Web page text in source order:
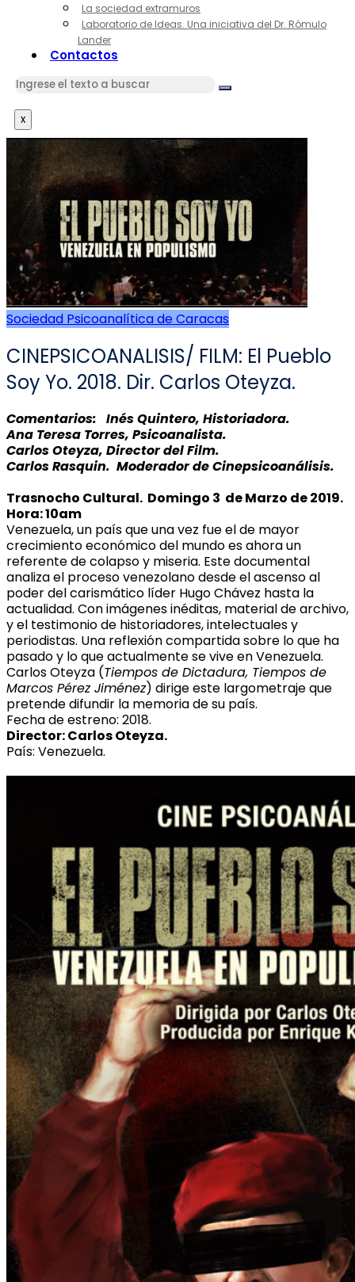
La sociedad extramuros
Laboratorio de Ideas. Una iniciativa del Dr. Rómulo
Lander
Contactos
x
Sociedad Psicoanalítica de Caracas
CINEPSICOANALISIS/ FILM: El Pueblo
Soy Yo. 2018. Dir. Carlos Oteyza.
Comentarios: Inés Quintero, Historiadora.
Ana Teresa Torres, Psicoanalista.
Carlos Oteyza, Director del Film.
Carlos Rasquin. Moderador de Cinepsicoanálisis.
Trasnocho Cultural. Domingo 3 de Marzo de 2019.
Hora: 10am
Venezuela, un país que una vez fue el de mayor
crecimiento económico del mundo es ahora un
referente de colapso y miseria. Este documental
analiza el proceso venezolano desde el ascenso al
poder del carismático líder Hugo Chávez hasta la
actualidad. Con imágenes inéditas, material de archivo,
y el testimonio de historiadores, intelectuales y
periodistas. Una reflexión compartida sobre lo que ha
pasado y lo que actualmente se vive en Venezuela.
Carlos Oteyza (Tiempos de Dictadura, Tiempos de
Marcos Pérez Jiménez) dirige este largometraje que
pretende difundir la memoria de su país.
Fecha de estreno: 2018.
Director: Carlos Oteyza.
País: Venezuela.